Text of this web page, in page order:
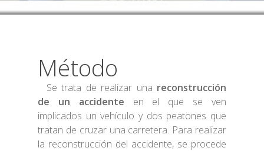
Método
Se trata de realizar una reconstrucción
de un accidente en el que se ven
implicados un vehículo y dos peatones que
tratan de cruzar una carretera. Para realizar
la reconstrucción del accidente, se procede